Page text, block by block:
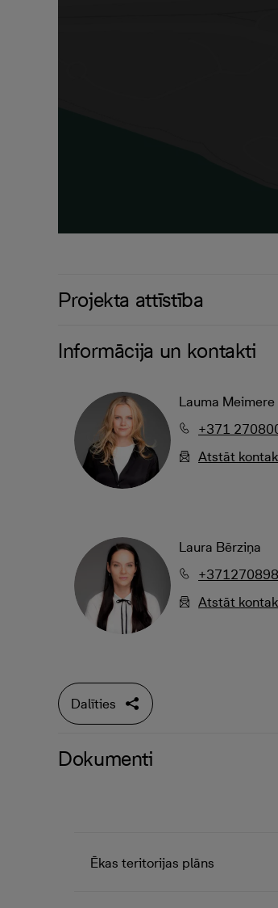
Projekta attīstība
Informācija un kontakti
Lauma Meimere
+371
Atstāt
Laura Bērziņa
Atstāt
Dalīties
Dokumenti
Ēkas teritorijas plāns